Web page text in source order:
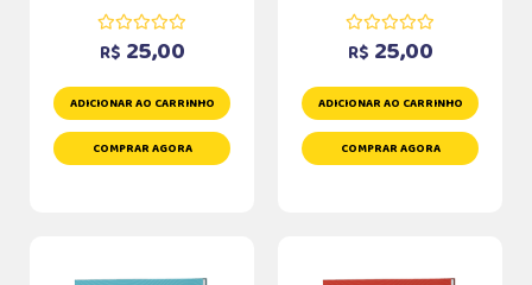
R$ 25,00
ADICIONAR AO CARRINHO
COMPRAR AGORA
R$ 25,00
ADICIONAR AO CARRINHO
COMPRAR AGORA